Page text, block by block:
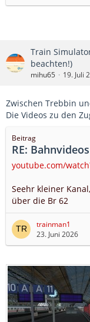
Train
beachten!)
mihu65 19. Juli
Zwischen Trebbin
Die Videos zu den
Beitrag
RE:
youtube.com/
Seehr kleiner
über die Br 62
trainman1
23. Juni 2026